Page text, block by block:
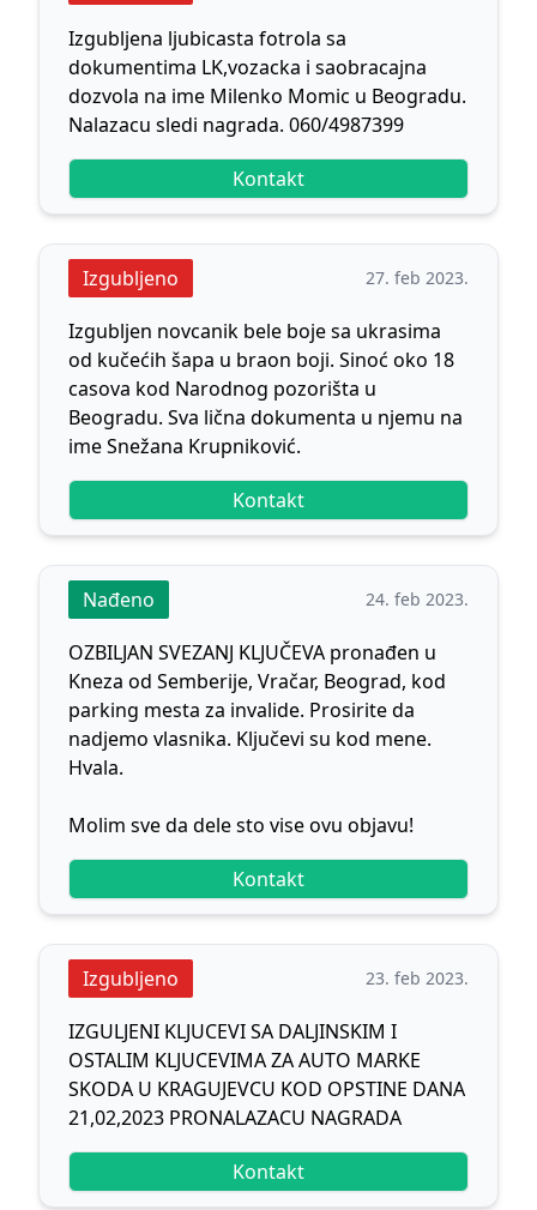
Izgubljena ljubicasta fotrola sa
dokumentima LK,vozacka i saobracajna
dozvola na ime Milenko Momic u Beogradu.
Nalazacu sledi nagrada. 060/4987399
Kontakt
Izgubljeno 27. feb 2023.
Izgubljen novcanik bele boje sa ukrasima
od kučećih šapa u braon boji. Sinoć oko 18
casova kod Narodnog pozorišta u
Beogradu. Sva lična dokumenta u njemu na
Kontakt
Nađeno 24. feb 2023.
OZBILJAN SVEZANJ KLJUČEVA pronađen u
Kneza od Semberije, Vračar, Beograd, kod
parking mesta za invalide. Prosirite da
nadjemo vlasnika. Ključevi su kod mene.
Hvala.
Molim sve da dele sto vise ovu objavu!
Kontakt
Izgubljeno 23. feb 2023.
IZGULJENI KLJUCEVI SA DALJINSKIM I
OSTALIM KLJUCEVIMA ZA AUTO MARKE
SKODA U KRAGUJEVCU KOD OPSTINE DANA
21,02,2023 PRONALAZACU NAGRADA
Kontakt